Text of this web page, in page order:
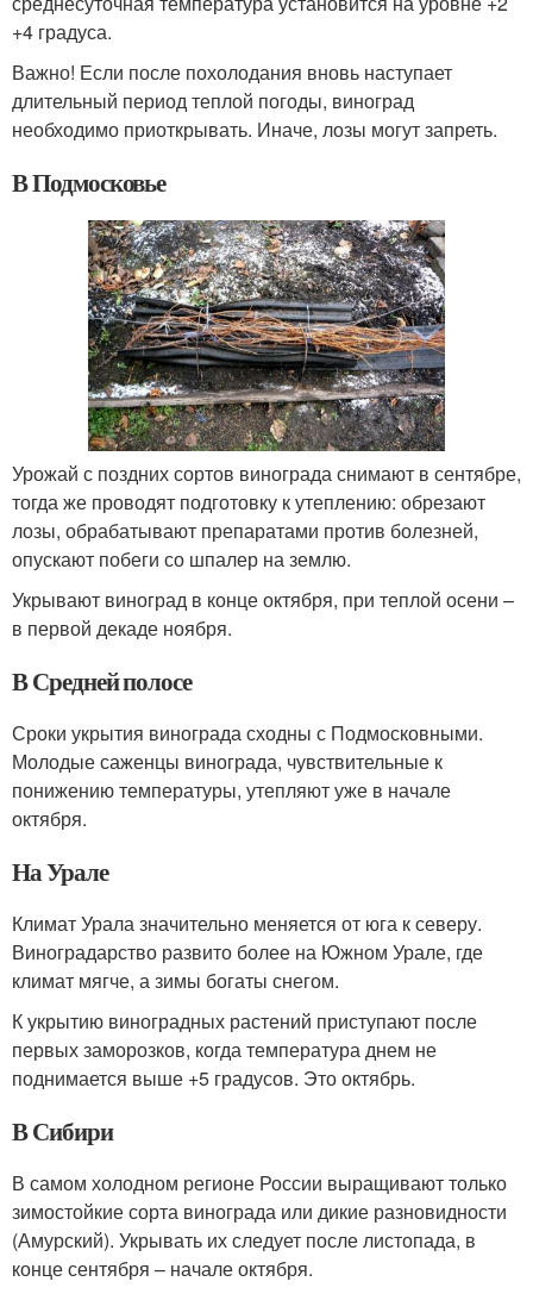
+4 градуса.
Важно! Если после похолодания вновь наступает
длительный период теплой погоды, виноград
необходимо приоткрывать. Иначе, лозы могут запреть.
В Подмосковье
Урожай с поздних сортов винограда снимают в сентябре,
тогда же проводят подготовку к утеплению: обрезают
лозы, обрабатывают препаратами против болезней,
опускают побеги со шпалер на землю.
Укрывают виноград в конце октября, при теплой осени –
в первой декаде ноября.
В Средней полосе
Сроки укрытия винограда сходны с Подмосковными.
Молодые саженцы винограда, чувствительные к
понижению температуры, утепляют уже в начале
октября.
На Урале
Климат Урала значительно меняется от юга к северу.
Виноградарство развито более на Южном Урале, где
климат мягче, а зимы богаты снегом.
К укрытию виноградных растений приступают после
первых заморозков, когда температура днем не
поднимается выше +5 градусов. Это октябрь.
В Сибири
В самом холодном регионе России выращивают только
зимостойкие сорта винограда или дикие разновидности
(Амурский). Укрывать их следует после листопада, в
конце сентября – начале октября.